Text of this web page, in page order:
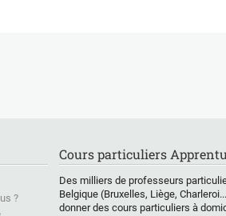
?
Cours particuliers
Des milliers de professeurs
Belgique (Bruxelles, Liège,
donner des cours particuliers à